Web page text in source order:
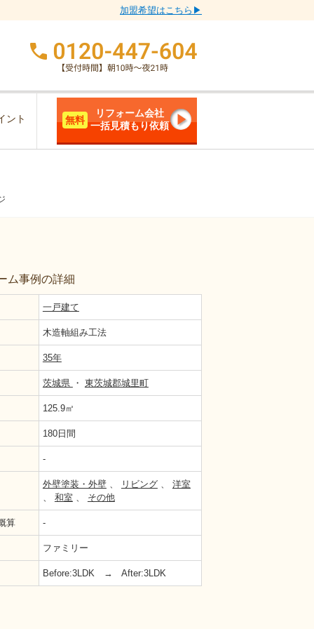
加盟希望はこちら▶
ント 無料
リフォーム会社
一括見積もり依頼
ム事例の詳細
欧風に大変身
一戸建て
木造軸組み工法
35年
茨城県 ・ 東茨城郡城里町
125.9㎡
180日間
-
外壁塗装・外壁、 リビング、 洋室
和室 その他
算 -
ファミリー
Before:3LDK → After:3LDK